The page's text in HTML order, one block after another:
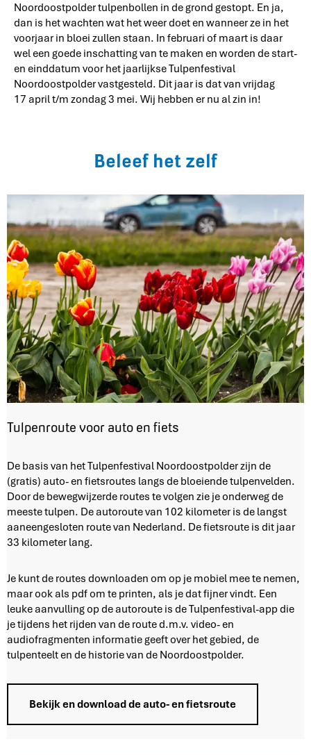
Noordoostpolder tulpenbollen in de grond gestopt. En ja,
dan is het wachten wat het weer doet en wanneer ze in het
voorjaar in bloei zullen staan. In februari of maart is daar
wel een goede inschatting van te maken en worden de start-
en einddatum voor het jaarlijkse Tulpenfestival
Noordoostpolder vastgesteld. Dit jaar is dat van vrijdag
17 april t/m zondag 3 mei. Wij hebben er nu al zin in!
Beleef het zelf
Tulpenroute voor auto en fiets
T
u
l
p
e
n
o
t
e
v
o
t
De basis van het Tulpenfestival Noordoostpolder zijn de
(gratis) auto- en fietsroutes langs de bloeiende tulpenvelden.
Door de bewegwijzerde routes te volgen zie je onderweg de
meeste tulpen. De autoroute van 102 kilometer is de langst
aaneengesloten route van Nederland. De fietsroute is dit jaar
33 kilometer lang.
Je kunt de routes downloaden om op je mobiel mee te nemen,
maar ook als pdf om te printen, als je dat fijner vindt. Een
leuke aanvulling op de autoroute is de Tulpenfestival-app die
je tijdens het rijden van de route d.m.v. video- en
audiofragmenten informatie geeft over het gebied, de
tulpenteelt en de historie van de Noordoostpolder.
Bekijk en download de auto- en fietsroute